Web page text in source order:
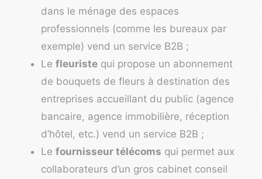
dans le ménage des espaces
professionnels (comme les bureaux par
exemple) vend un service B2B ;
Le fleuriste qui propose un abonnement
de bouquets de fleurs à destination des
entreprises accueillant du public (agence
bancaire, agence immobilière, réception
d’hôtel, etc.) vend un service B2B ;
Le fournisseur télécoms qui permet aux
collaborateurs d’un gros cabinet conseil